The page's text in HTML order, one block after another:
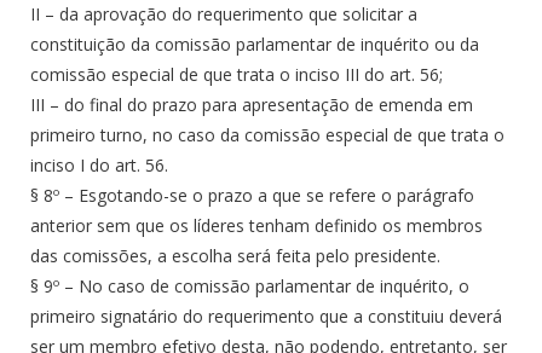
II – da aprovação do requerimento que solicitar a
constituição da comissão parlamentar de inquérito ou da
comissão especial de que trata o inciso III do art. 56;
III – do final do prazo para apresentação de emenda em
primeiro turno, no caso da comissão especial de que trata o
inciso I do art. 56.
§ 8º – Esgotando-se o prazo a que se refere o parágrafo
anterior sem que os líderes tenham definido os membros
das comissões, a escolha será feita pelo presidente.
§ 9º – No caso de comissão parlamentar de inquérito, o
primeiro signatário do requerimento que a constituiu deverá
ser um membro efetivo desta, não podendo, entretanto, ser